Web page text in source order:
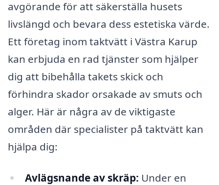
avgörande för att säkerställa husets
livslängd och bevara dess estetiska värde.
Ett företag inom taktvätt i Västra Karup
kan erbjuda en rad tjänster som hjälper
dig att bibehålla takets skick och
förhindra skador orsakade av smuts och
alger. Här är några av de viktigaste
områden där specialister på taktvätt kan
hjälpa dig:
Avlägsnande av skräp: Under en